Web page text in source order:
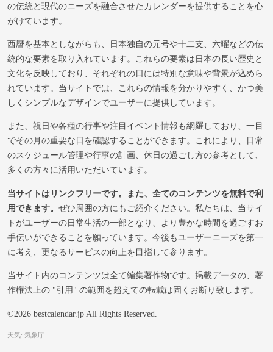
の伝統と現代のニーズを融合させたカレンダーを提供することを心
がけています。
西暦を基本としながらも、日本独自の元号や十二支、六曜などの伝
統的な要素を取り入れています。これらの要素は日本の長い歴史と
文化を反映しており、それぞれの日には特別な意味や背景が込めら
れています。当サイトでは、これらの情報を分かりやすく、かつ美
しくシンプルなデザインでユーザーに提供しています。
また、祝日や各種の行事や注目イベント情報も網羅しており、一目
でその月の重要な日を確認することができます。これにより、日常
のスケジュール管理や行事の計画、休日の過ごし方の参考として、
多くの方々に活用いただいています。
当サイトはリンクフリーです。また、全てのコンテンツを無料で利
用できます。 ぜひ周囲の方にもご紹介ください。私たちは、当サイ
トがユーザーの日常生活の一部となり、より豊かな時間を過ごすお
手伝いができることを願っています。今後もユーザーニーズを第一
に考え、更なるサービスの向上を目指して参ります。
当サイト内のコンテンツは全て編集著作物です。掲載データの、著
作権法上の "引用" の範囲を超えての転載は固くお断り致します。
©2026 bestcalendar.jp All Rights Reserved.
天気: 気象庁